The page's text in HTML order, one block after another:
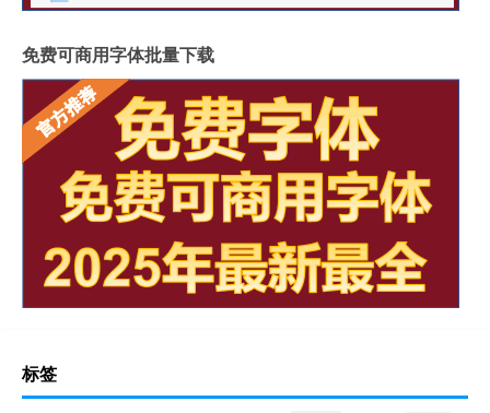
免费可商用字体批量下载
标签